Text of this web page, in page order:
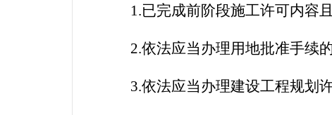
1.已完成前阶段施工许可内容
2.依法应当办理用地批准手续
3.依法应当办理建设工程规划